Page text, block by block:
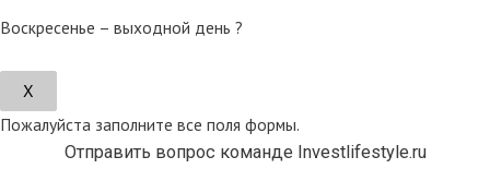
Воскресенье – выходной день ?
Х
Пожалуйста заполните все поля формы.
Отправить вопрос команде Investlifestyle.ru